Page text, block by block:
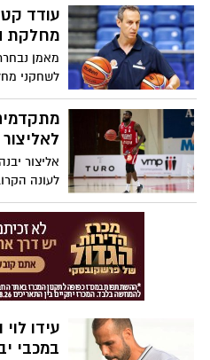
שבירו עשה
יבנה
לשקוע
עודד
מחלקת
מאמן
לשחקני
על חייו
הילדים
לפגוש את
לאליצור
אליצור
לעונה
השניים
לאימוני
להנהלה,
מאמין
עידו
במכבי